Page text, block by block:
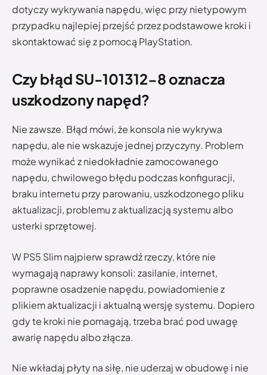
dotyczy wykrywania napędu, więc przy nietypowym
przypadku najlepiej przejść przez podstawowe kroki i
skontaktować się z pomocą PlayStation.
Czy błąd SU-101312-8 oznacza
uszkodzony napęd?
Nie zawsze. Błąd mówi, że konsola nie wykrywa
napędu, ale nie wskazuje jednej przyczyny. Problem
może wynikać z niedokładnie zamocowanego
napędu, chwilowego błędu podczas konfiguracji,
braku internetu przy parowaniu, uszkodzonego pliku
aktualizacji, problemu z aktualizacją systemu albo
usterki sprzętowej.
W PS5 Slim najpierw sprawdź rzeczy, które nie
wymagają naprawy konsoli: zasilanie, internet,
poprawne osadzenie napędu, powiadomienie z
plikiem aktualizacji i aktualną wersję systemu. Dopiero
gdy te kroki nie pomagają, trzeba brać pod uwagę
awarię napędu albo złącza.
Nie wkładaj płyty na siłę, nie uderzaj w obudowę i nie